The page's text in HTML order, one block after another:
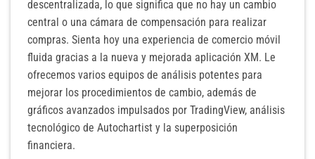
descentralizada, lo que significa que no hay un cambio
central o una cámara de compensación para realizar
compras. Sienta hoy una experiencia de comercio móvil
fluida gracias a la nueva y mejorada aplicación XM. Le
ofrecemos varios equipos de análisis potentes para
mejorar los procedimientos de cambio, además de
gráficos avanzados impulsados ​​por TradingView, análisis
tecnológico de Autochartist y la superposición
financiera.